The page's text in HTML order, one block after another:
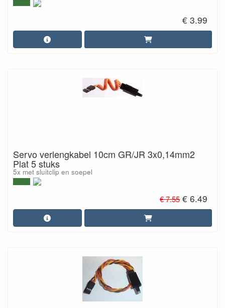
€ 3.99
Servo verlengkabel 10cm GR/JR 3x0,14mm2
Plat 5 stuks
5x met sluitclip en soepel
€ 7.55 € 6.49